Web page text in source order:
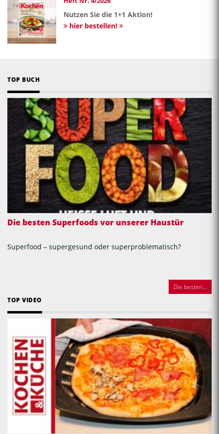
Nutzen Sie die 1+1 Aktion!
hier bestellen!
TOP BUCH
Die besten Superfoods vor unserer Haustür
Superfood – supergesund oder superproblematisch?
Die besten...
TOP VIDEO